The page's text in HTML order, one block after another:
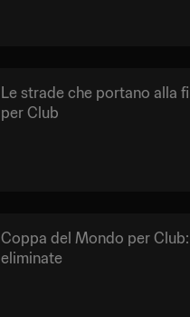
Le strade che portano alla
per Club
Coppa del Mondo per
eliminate